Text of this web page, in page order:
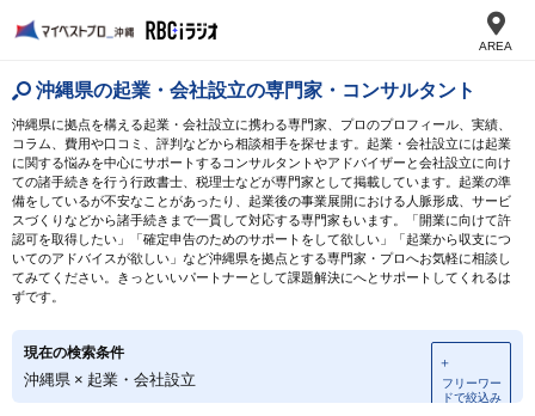
AREA
沖縄県の起業・会社設立の専門家・コンサルタント
沖縄県に拠点を構える起業・会社設立に携わる専門家、プロのプロフィール、実績、
コラム、費用や口コミ、評判などから相談相手を探せます。起業・会社設立には起業
に関する悩みを中心にサポートするコンサルタントやアドバイザーと会社設立に向け
ての諸手続きを行う行政書士、税理士などが専門家として掲載しています。起業の準
備をしているが不安なことがあったり、起業後の事業展開における人脈形成、サービ
スづくりなどから諸手続きまで一貫して対応する専門家もいます。「開業に向けて許
認可を取得したい」「確定申告のためのサポートをして欲しい」「起業から収支につ
いてのアドバイスが欲しい」など沖縄県を拠点とする専門家・プロへお気軽に相談し
てみてください。きっといいパートナーとして課題解決にへとサポートしてくれるは
ずです。
現在の検索条件
沖縄県 × 起業・会社設立
＋
フリーワー
ドで絞込み